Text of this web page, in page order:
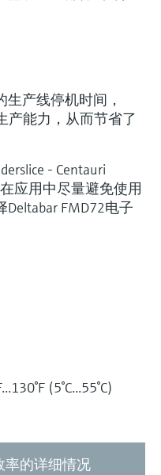
产线停机时间，
产能力，从而节省了
- Centauri
应用中尽量避免使用
FMD72电子
(5°C...55°C)
率的详细情况